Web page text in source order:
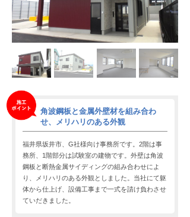
角波鋼板と金属外壁材を組み合わ
せ、メリハリのある外観
福井県坂井市、G社様向け事務所です。2階は事
務所、1階部分は試験室の建物です。外壁は角波
鋼板と断熱金属サイディングの組み合わせによ
り、メリハリのある外観としました。当社にて躯
体から仕上げ、設備工事まで一式を請け負わさせ
ていだきました。